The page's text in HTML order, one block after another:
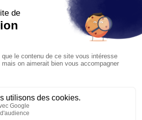
Les reportages d'été 2026 de KTO
La visite pastorale du pape Léon
XIV à Assise à suivre sur KTO le
jeudi 6 août
Le pape en Uruguay, Argentine et
Pérou du 6 au 17 novembre 2026